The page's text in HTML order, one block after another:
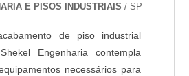
E PISOS INDUSTRIAIS / SP
de piso industrial
Engenharia contempla
necessários para